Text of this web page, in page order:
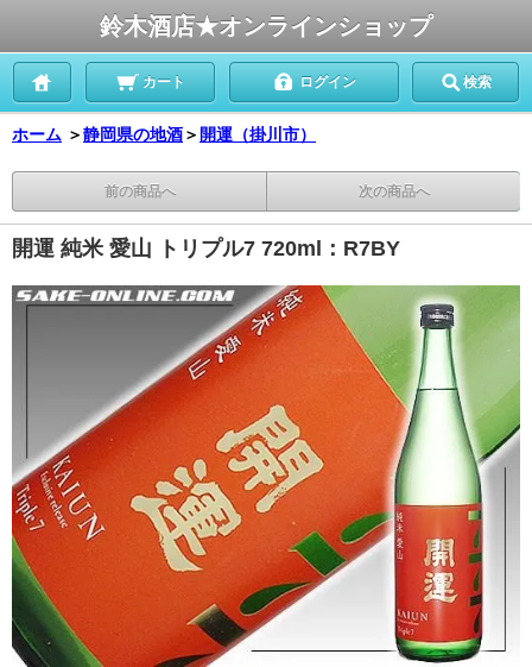
鈴木酒店★オンラインショップ
カート ログイン 検索
ホーム ＞静岡県の地酒＞ 開運（掛川市）
前の商品へ 次の商品へ
開運 純米 愛山 トリプル7 720ml：R7BY